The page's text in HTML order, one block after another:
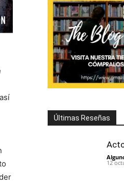
Últimas Reseñas
12